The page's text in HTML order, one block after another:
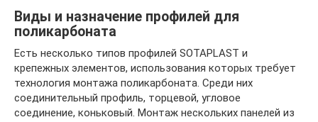
Виды и назначение профилей для
поликарбоната
Есть несколько типов профилей SOTAPLAST и
крепежных элементов, использования которых требует
технология монтажа поликарбоната. Среди них
соединительный профиль, торцевой, угловое
соединение, коньковый. Монтаж нескольких панелей из